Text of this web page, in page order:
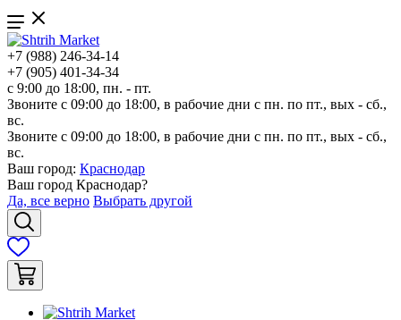
+7 (988) 246-34-14
+7 (905) 401-34-34
с 9:00 до 18:00, пн. - пт.
Звоните с 09:00 до 18:00, в рабочие дни с пн. по пт., вых - сб.,
вс.
Звоните с 09:00 до 18:00, в рабочие дни с пн. по пт., вых - сб.,
вс.
Ваш город: Краснодар
Ваш город Краснодар?
Да, все верно Выбрать другой